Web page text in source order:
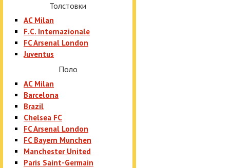
Толстовки
AC Milan
F.C. Internazionale
FC Arsenal London
Juventus
Поло
AC Milan
Barcelona
Brazil
Chelsea FC
FC Arsenal London
FC Bayern Munchen
Manchester United
Paris Saint-Germain